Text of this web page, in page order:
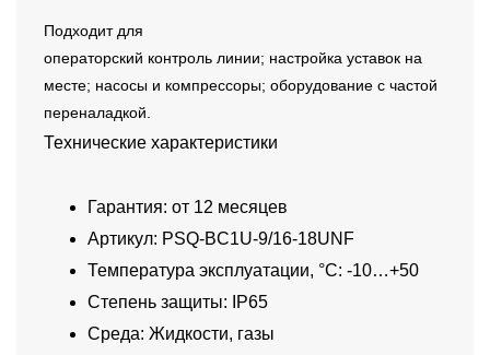
Подходит для
операторский контроль линии; настройка уставок на
месте; насосы и компрессоры; оборудование с частой
переналадкой.
Технические характеристики
Гарантия: от 12 месяцев
Артикул: PSQ-BC1U-9/16-18UNF
Температура эксплуатации, °C: -10…+50
Степень защиты: IP65
Среда: Жидкости, газы